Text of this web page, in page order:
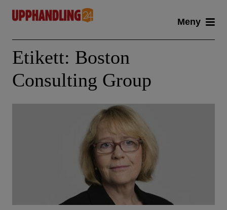
content
Meny
Etikett: Boston
Consulting Group